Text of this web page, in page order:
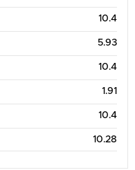
10.4
5.93
10.4
1.91
10.4
10.28